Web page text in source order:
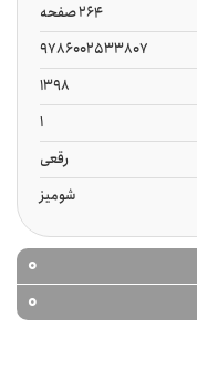
264 صفحه
9786002533807
1398
1
رقعی
شومیز
0
0